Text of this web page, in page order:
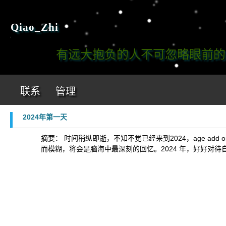
Qiao_Zhi
有远大抱负的人不可忽略眼前
联系 管理
2024年第一天
摘要： 时间稍纵即逝，不知不觉已经来到2024，age add
而模糊，将会是脑海中最深刻的回忆。2024 年，好好对